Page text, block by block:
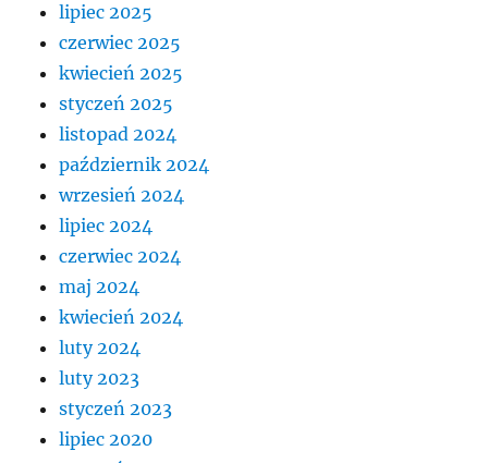
lipiec 2025
czerwiec 2025
kwiecień 2025
styczeń 2025
listopad 2024
październik 2024
wrzesień 2024
lipiec 2024
czerwiec 2024
maj 2024
kwiecień 2024
luty 2024
luty 2023
styczeń 2023
lipiec 2020